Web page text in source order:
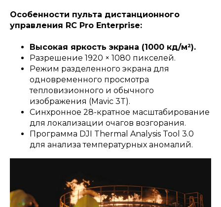
Особенности пульта дистанционного
управления RC Pro Enterprise:
Высокая яркость экрана (1000 кд/м²).
Разрешение 1920 × 1080 пикселей.
Режим разделенного экрана для
одновременного просмотра
тепловизионного и обычного
изображения (Mavic 3T).
Синхронное 28-кратное масштабирование
для локализации очагов возгорания.
Программа DJI Thermal Analysis Tool 3.0
для анализа температурных аномалий.